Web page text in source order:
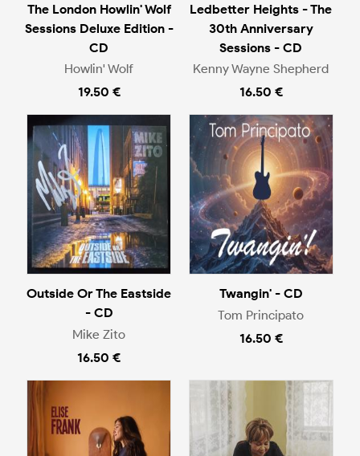
The London Howlin' Wolf
Sessions Deluxe Edition -
CD
Howlin' Wolf
19.50 €
Ledbetter Heights - The
30th Anniversary
Sessions - CD
Kenny Wayne Shepherd
16.50 €
Outside Or The Eastside
- CD
Mike Zito
16.50 €
Twangin' - CD
Tom Principato
16.50 €